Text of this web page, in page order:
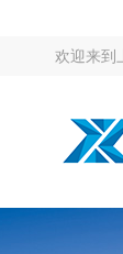
欢迎来到